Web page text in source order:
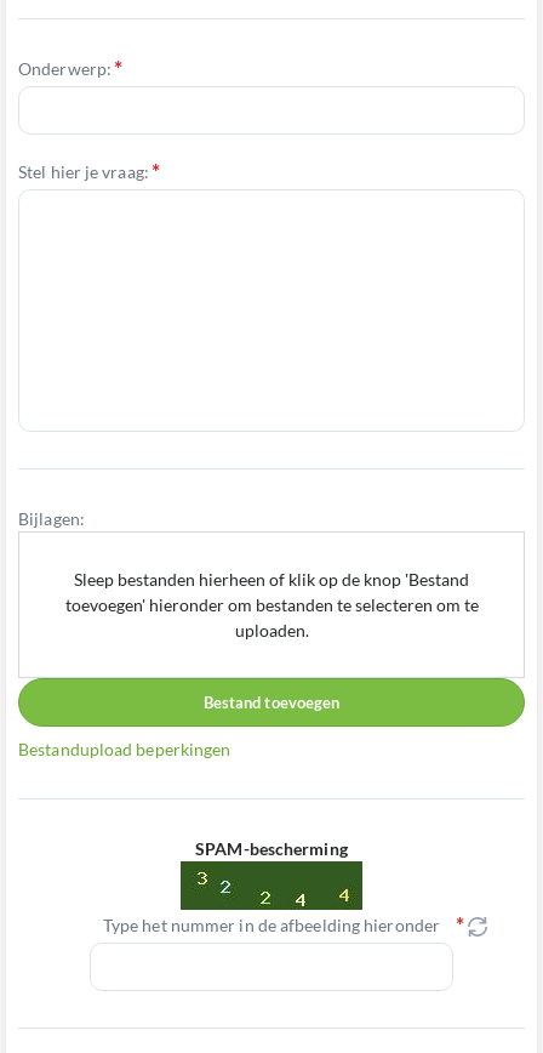
Onderwerp:
Stel hier je vraag:
Bijlagen:
Sleep bestanden hierheen of klik op de knop 'Bestand
toevoegen' hieronder om bestanden te selecteren om te
uploaden.
Bestand toevoegen
Bestandupload beperkingen
SPAM-bescherming
Type het nummer in de afbeelding hieronder